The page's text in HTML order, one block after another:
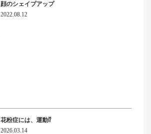
顔のシェイプアップ
2022.08.12
花粉症には、運動⁉
2026.03.14